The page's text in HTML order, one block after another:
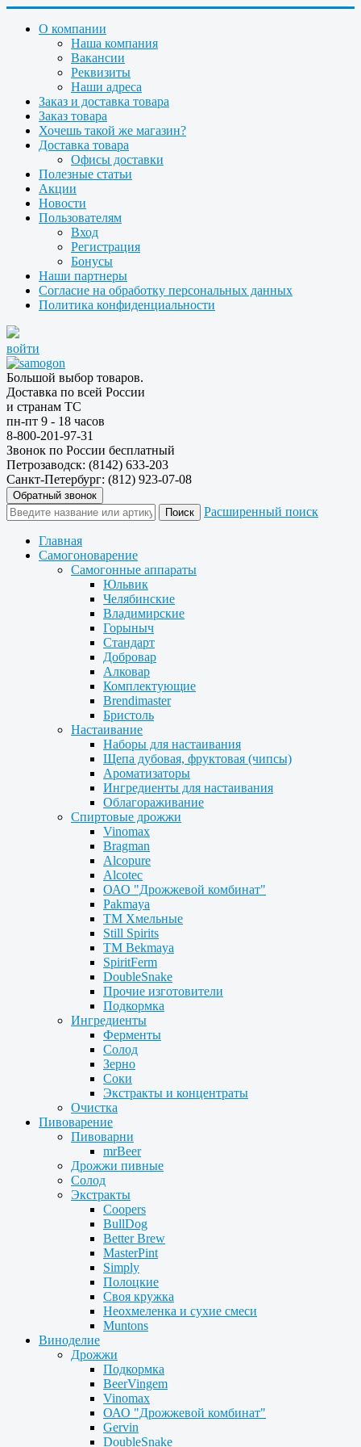
О компании
Наша компания
Вакансии
Реквизиты
Наши адреса
Заказ и доставка товара
Заказ товара
Хочешь такой же магазин?
Доставка товара
Офисы доставки
Полезные статьи
Акции
Новости
Пользователям
Вход
Регистрация
Бонусы
Наши партнеры
Согласие на обработку персональных данных
Политика конфиденциальности
войти
Большой выбор товаров.
Доставка по всей России
и странам ТС
пн-пт 9 - 18 часов
8-800-201-97-31
Звонок по России бесплатный
Петрозаводск: (8142) 633-203
Санкт-Петербург: (812) 923-07-08
Обратный звонок
Расширенный поиск
Главная
Самогоноварение
Самогонные аппараты
Юльвик
Челябинские
Владимирские
Горыныч
Стандарт
Добровар
Алковар
Комплектующие
Brendimaster
Бристоль
Настаивание
Наборы для настаивания
Щепа дубовая, фруктовая (чипсы)
Ароматизаторы
Ингредиенты для настаивания
Облагораживание
Спиртовые дрожжи
Vinomax
Bragman
Alcopure
Alcotec
ОАО "Дрожжевой комбинат"
Pakmaya
ТМ Хмельные
Still Spirits
ТМ Bekmaya
SpiritFerm
DoubleSnake
Прочие изготовители
Подкормка
Ингредиенты
Ферменты
Солод
Зерно
Соки
Экстракты и концентраты
Очистка
Пивоварение
Пивоварни
mrBeer
Дрожжи пивные
Солод
Экстракты
Coopers
BullDog
Better Brew
MasterPint
Simply
Полоцкие
Своя кружка
Неохмеленка и сухие смеси
Muntons
Виноделие
Дрожжи
Подкормка
BeerVingem
Vinomax
ОАО "Дрожжевой комбинат"
Gervin
DoubleSnake